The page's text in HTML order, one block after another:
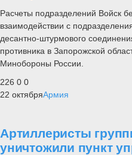
Расчеты подразделений Войск
взаимодействии с
десантно-штурмового
противника в Запорожской
Минобороны России.
226 0 0
22 октябряАрмия
Артиллеристы
уничтожили пункт